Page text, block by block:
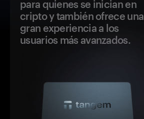
para quienes se inician en
cripto y también ofrece una
gran experiencia a los
usuarios más avanzados.